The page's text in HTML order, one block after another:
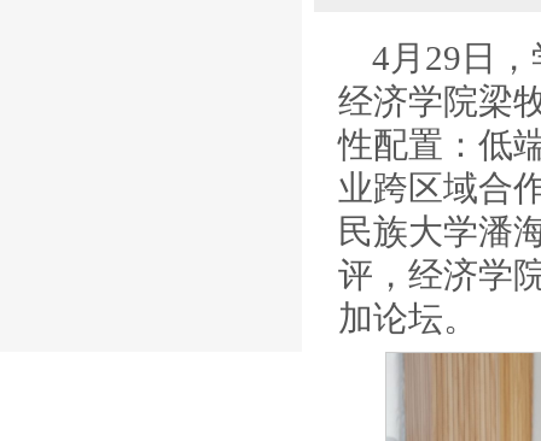
4月29日
经济学院梁
性配置：低
业跨区域合
民族大学潘
评，经济学
加论坛。